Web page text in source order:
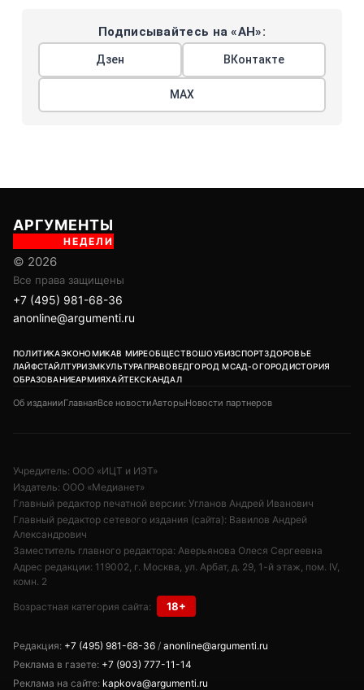
Подписывайтесь на «АН»:
Дзен ВКонтакте
МАХ
АРГУМЕНТЫ
НЕДЕЛИ
© 2026
Все права защищены
+7 (495) 981-68-36
anonline@argumenti.ru
ПОЛИТИКАЭКОНОМИКАВ МИРЕОБЩЕСТВОШОУБИЗСПОРТЗДОРОВЬЕ
ЛАЙФСТАЙЛТУРИЗМКУЛЬТУРАПРАВОВЕДГОРОД МСАД-ОГОРОДИСТОРИЯ
ОБРАЗОВАНИЕАРМИЯХАЙТЕКСКАНДАЛ
Об изданииГлавнаяВсе новостиАвторыНовости партнеров
Учредитель: ООО «ИЦТ и ИЭТ»
Издатель: ООО «Медианет»
Главный редактор печатной версии: Угланов Андрей Иванович
Главный редактор сетевого издания (сайта): Вавилов Андрей
Александрович
Заместитель главного редактора: Аверьянова Олеся Сергеевна
Адрес редакции: 119002, г. Москва, ул. Арбат, д. 29, 1-й этаж, пом. IV,
комн. 2
Возрастная категория сайта: 18+
Редакция: +7 (495) 981-68-36 / anonline@argumenti.ru
Реклама в газете: +7 (903) 777-11-14
Реклама на сайте: kapkova@argumenti.ru